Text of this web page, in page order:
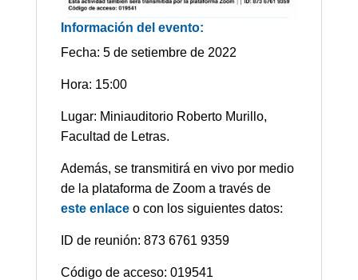
Información del evento:
Fecha: 5 de setiembre de 2022
Hora: 15:00
Lugar: Miniauditorio Roberto Murillo,
Facultad de Letras.
Además, se transmitirá en vivo por medio
de la plataforma de Zoom a través de
este enlaceo con los siguientes datos:
ID de reunión: 873 6761 9359
Código de acceso: 019541